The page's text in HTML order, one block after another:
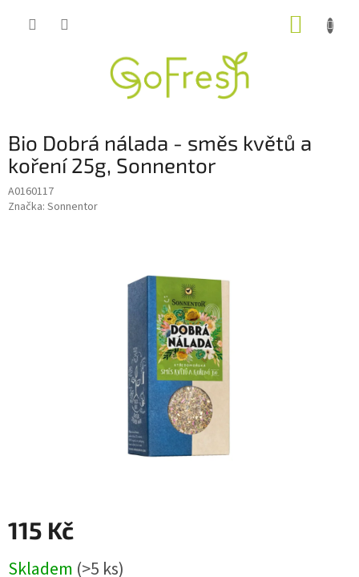
Bio Dobrá nálada - směs květů a
koření 25g, Sonnentor
A0160117
Značka: Sonnentor
115 Kč
cena:
Skladem (>5 ks)